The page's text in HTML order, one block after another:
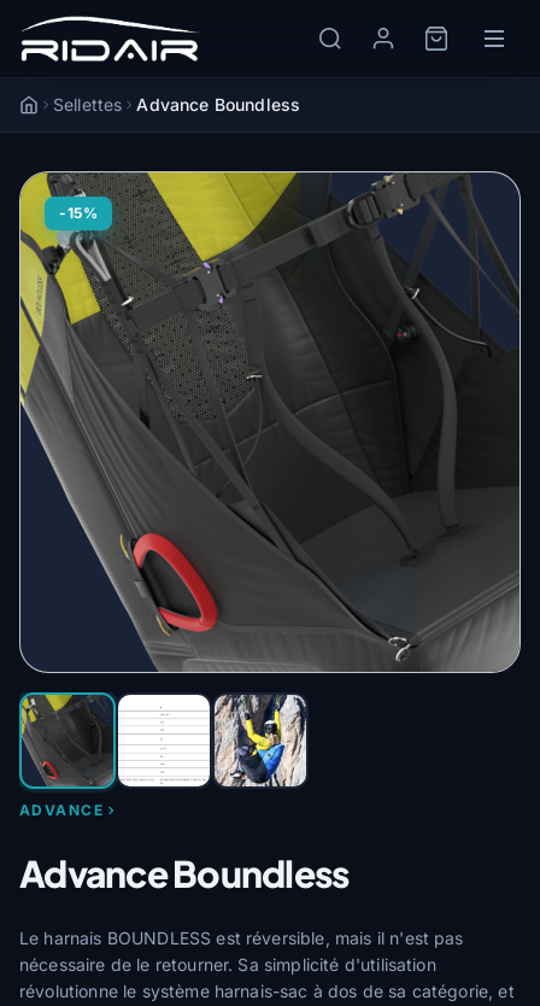
AccueilSellettes Advance Boundless
-15%
ADVANCE
Advance Boundless
Le harnais BOUNDLESS est réversible, mais il n'est pas
nécessaire de le retourner. Sa simplicité d'utilisation
révolutionne le système harnais-sac à dos de sa catégorie, et